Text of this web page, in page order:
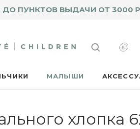
ПУНКТОВ ВЫДАЧИ ОТ 3000
МАЛЫШИ
хлопка